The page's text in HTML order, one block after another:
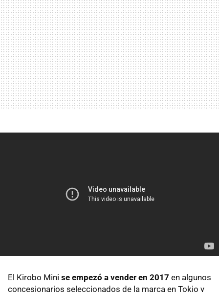
El Kirobo Mini se empezó a vender en 2017 en algunos
concesionarios seleccionados de la marca en Tokio y